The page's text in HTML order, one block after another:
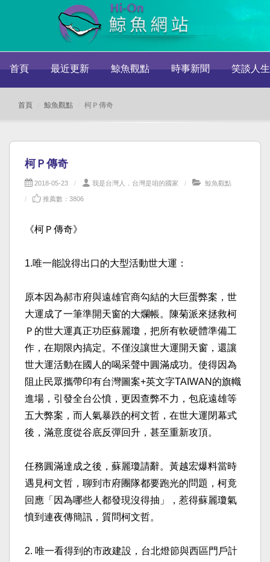
首頁 最近更新 鯨魚觀點 時事新聞 笑談人生
首頁 鯨魚觀點 柯Ｐ傳奇
柯Ｐ傳奇
2018-05-23 我是台灣人．台灣是咱的國家 鯨魚觀點
推薦數：3806
《柯Ｐ傳奇》
1.唯一能說得出口的大型活動世大運：
原本因為郝市府與遠雄官商勾結的大巨蛋弊案，世
大運成了一筆準開天窗的大爛帳。陳菊派來拯救柯
Ｐ的世大運真正功臣蘇麗瓊，把所有軟硬體準備工
作，在期限內搞定。不僅沒讓世大運開天窗，還讓
世大運活動在國人的喝采聲中圓滿成功。使得因為
阻止民眾攜帶印有台灣圖案+英文字TAIWAN的旗幟
進場，引發全台公憤，更因查弊不力，包庇遠雄等
五大弊案，而人氣暴跌的柯文哲，在世大運閉幕式
後，滿意度從谷底反彈回升，甚至重新攻頂。
任務圓滿達成之後，蘇麗瓊請辭。黃越宏爆料當時
遇見柯文哲，聊到市府團隊都要跑光的問題，柯竟
回應「因為哪些人 都發現沒得抽」，惹得蘇麗瓊氣
憤到連夜傳簡訊，質問柯文哲。
2. 唯一看得到的市政建設，台北燈節與西區門戶計